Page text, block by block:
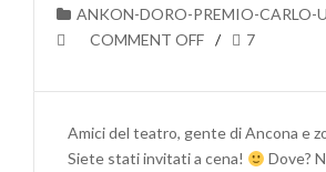
ANKON-DORO-PREMIO-CARLO-
COMMENT OFF
7
Amici del teatro, gente di Ancona e
Siete stati invitati a cena!
Dove?